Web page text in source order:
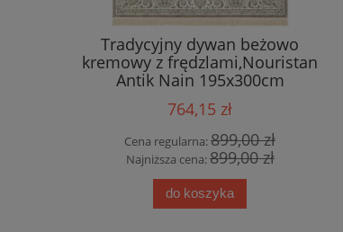
Tradycyjny dywan beżowo
kremowy z frędzlami,Nouristan
Antik Nain 195x300cm
764,15 zł
Cena regularna:899,00 zł
Najniższa cena:899,00 zł
do koszyka